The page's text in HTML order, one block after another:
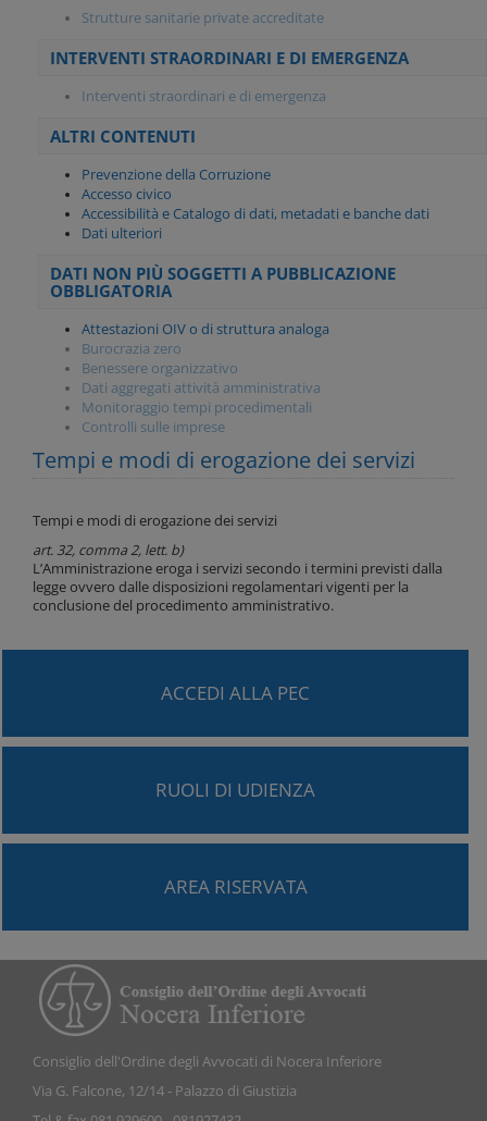
Strutture sanitarie private accreditate
INTERVENTI STRAORDINARI E DI EMERGENZA
Interventi straordinari e di emergenza
ALTRI CONTENUTI
Prevenzione della Corruzione
Accesso civico
Accessibilità e Catalogo di dati, metadati e banche dati
Dati ulteriori
DATI NON PIÙ SOGGETTI A PUBBLICAZIONE
OBBLIGATORIA
Attestazioni OIV o di struttura analoga
Burocrazia zero
Benessere organizzativo
Dati aggregati attività amministrativa
Monitoraggio tempi procedimentali
Controlli sulle imprese
Tempi e modi di erogazione dei servizi
Tempi e modi di erogazione dei servizi
art. 32, comma 2, lett. b)
L’Amministrazione eroga i servizi secondo i termini previsti dalla
legge ovvero dalle disposizioni regolamentari vigenti per la
conclusione del procedimento amministrativo.
ACCEDI ALLA PEC
RUOLI DI UDIENZA
AREA RISERVATA
Consiglio dell'Ordine degli Avvocati di Nocera Inferiore
Via G. Falcone, 12/14 - Palazzo di Giustizia